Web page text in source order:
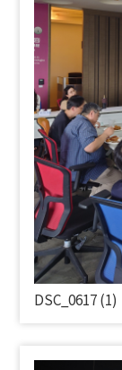
DSC_0617 (1)